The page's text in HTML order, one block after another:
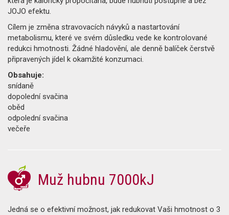
JOJO efektu.
Cílem je změna stravovacích návyků a nastartování
metabolismu, které ve svém důsledku vede ke kontrolované
redukci hmotnosti. Žádné hladovění, ale denně balíček čerstvě
připravených jídel k okamžité konzumaci.
Obsahuje:
snídaně
dopolední svačina
oběd
odpolední svačina
večeře
Muž hubnu 7000kJ
Jedná se o efektivní možnost, jak redukovat Vaši hmotnost o 3